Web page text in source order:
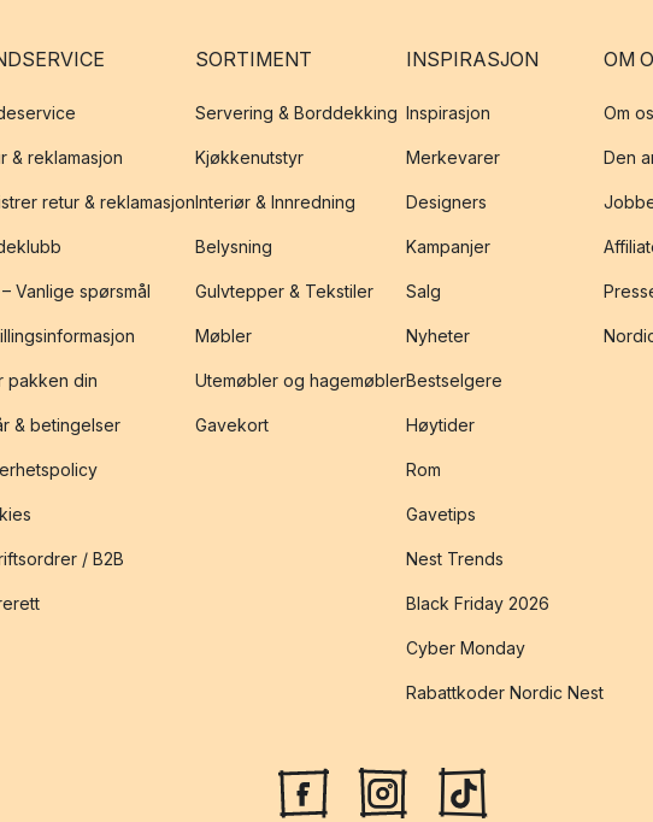
& reklamasjon
retur & reklamasjon
– Vanlige spørsmål
pakken din
& betingelser
/ B2B
SORTIMENT
Servering & Borddekking
Kjøkkenutstyr
Interiør & Innredning
Belysning
Gulvtepper & Tekstiler
Møbler
Utemøbler og hagemøbler
Gavekort
INSPIRASJON
Inspirasjon
Merkevarer
Designers
Kampanjer
Salg
Nyheter
Bestselgere
Høytider
Rom
Gavetips
Nest Trends
Black Friday 2026
Cyber Monday
Rabattkoder Nordic Nest
OM
Om
Den